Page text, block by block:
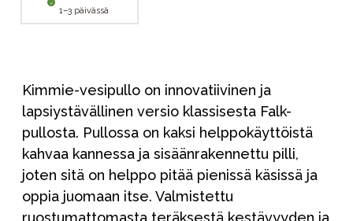
1–3 päivässä
Kimmie-vesipullo on innovatiivinen ja
lapsiystävällinen versio klassisesta Falk-
pullosta. Pullossa on kaksi helppokäyttöistä
kahvaa kannessa ja sisäänrakennettu pilli,
joten sitä on helppo pitää pienissä käsissä ja
oppia juomaan itse. Valmistettu